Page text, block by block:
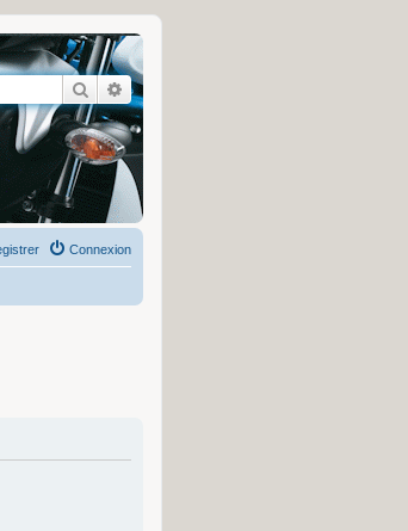
RechercherRecherche avancée
Connexion